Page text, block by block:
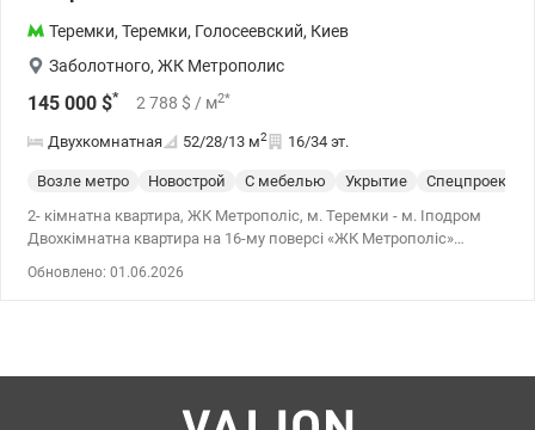
Теремки, Теремки, Голосеевский, Киев
Заболотного, ЖК Метрополис
145 000 $* 2 788 $ / м2*
Двухкомнатная 52/28/13 м2 16/34 эт.
Возле метро Новострой С мебелью Укрытие Спецпроект
2- кімнатна квартира, ЖК Метрополіс, м. Теремки - м. Іподром
Двохкімнатна квартира на 16-му поверсі «ЖК Метрополіс»
охороною та системою відеоспостереження.Дизайнерське лоббі
просторная спальня, комната и кухня. Укомплектована всем
холодильник с морозильной камерой, духовой шкаф,
Обновлено: 01.06.2026